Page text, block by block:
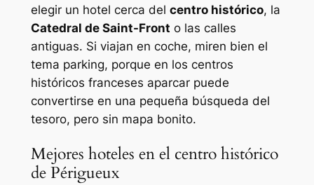
elegir un hotel cerca del centro histórico, la
Catedral de Saint-Front o las calles
antiguas. Si viajan en coche, miren bien el
tema parking, porque en los centros
históricos franceses aparcar puede
convertirse en una pequeña búsqueda del
tesoro, pero sin mapa bonito.
Mejores hoteles en el centro histórico
de Périgueux